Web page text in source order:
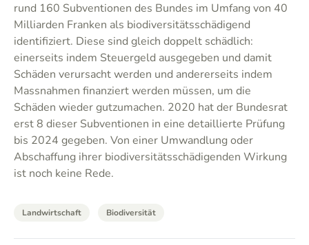
rund 160 Subventionen des Bundes im Umfang von 40
Milliarden Franken als biodiversitätsschädigend
identifiziert. Diese sind gleich doppelt schädlich:
einerseits indem Steuergeld ausgegeben und damit
Schäden verursacht werden und andererseits indem
Massnahmen finanziert werden müssen, um die
Schäden wieder gutzumachen. 2020 hat der Bundesrat
erst 8 dieser Subventionen in eine detaillierte Prüfung
bis 2024 gegeben. Von einer Umwandlung oder
Abschaffung ihrer biodiversitätsschädigenden Wirkung
ist noch keine Rede.
Landwirtschaft Biodiversität